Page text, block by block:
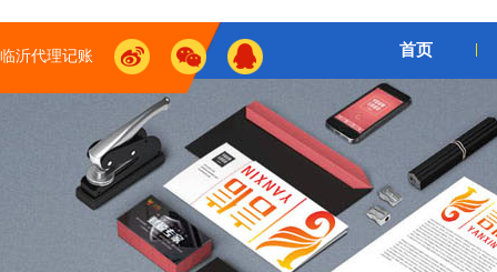
临沂代理记账 首页